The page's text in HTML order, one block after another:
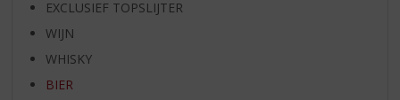
EXCLUSIEF TOPSLIJTER
WIJN
WHISKY
BIER